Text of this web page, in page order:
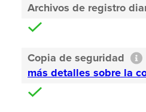
Archivos de registro
Copia de seguridad
más detalles sobre la